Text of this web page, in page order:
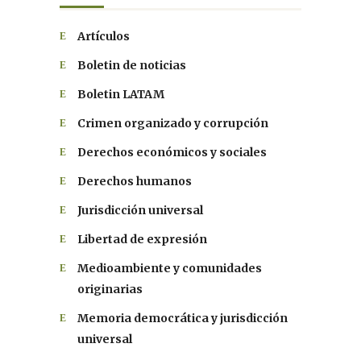
Artículos
Boletin de noticias
Boletin LATAM
Crimen organizado y corrupción
Derechos económicos y sociales
Derechos humanos
Jurisdicción universal
Libertad de expresión
Medioambiente y comunidades
originarias
Memoria democrática y jurisdicción
universal